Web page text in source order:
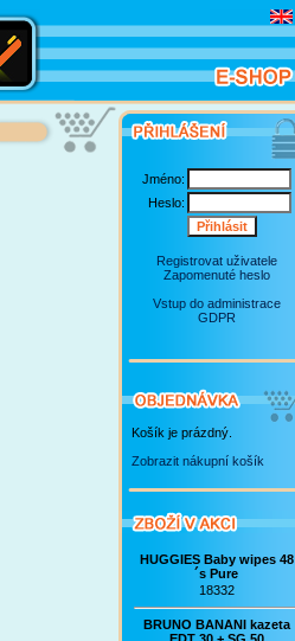
Jméno:
Heslo:
Registrovat uživatele
Zapomenuté heslo
Vstup do administrace
GDPR
Košík je prázdný.
Zobrazit nákupní košík
HUGGIES Baby wipes 48
´s Pure
18332
BRUNO BANANI kazeta